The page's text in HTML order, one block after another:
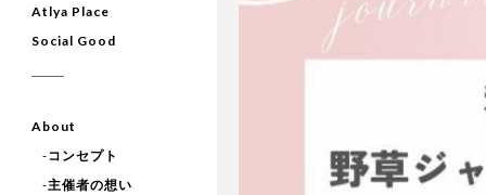
Atlya Place
Social Good
About
-コンセプト
-主催者の想い